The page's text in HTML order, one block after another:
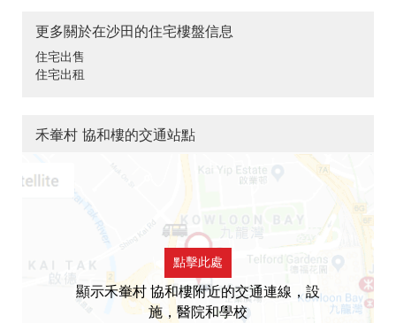
更多關於在沙田的住宅樓盤信息
住宅出售
住宅出租
禾輋村 協和樓的交通站點
點擊此處
顯示禾輋村 協和樓附近的交通連線，設
施，醫院和學校